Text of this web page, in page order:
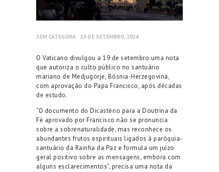
SEM CATEGORA 19 DE SETEMBRO, 2024
O Vaticano divulgou a 19 de setembro uma nota
que autoriza o culto público no santuário
mariano de Medjugorje, Bósnia-Herzegovina,
com aprovação do Papa Francisco, após décadas
de estudo.
“O documento do Dicastério para a Doutrina da
Fé aprovado por Francisco não se pronuncia
sobre a sobrenaturalidade, mas reconhece os
abundantes frutos espirituais ligados à paróquia-
santuário da Rainha da Paz e formula um juízo
geral positivo sobre as mensagens, embora com
alguns esclarecimentos”, precisa uma nota da